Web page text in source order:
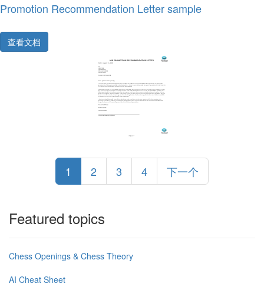
Promotion Recommendation Letter sample
查看文档
1 2 3 4 下一个
Featured topics
Chess Openings & Chess Theory
AI Cheat Sheet